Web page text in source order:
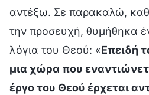
αντέξω. Σε παρακαλώ,
την προσευχή, θυμήθηκα
λόγια του Θεού: «Επειδή
μια χώρα που
έργο του Θεού έρχεται